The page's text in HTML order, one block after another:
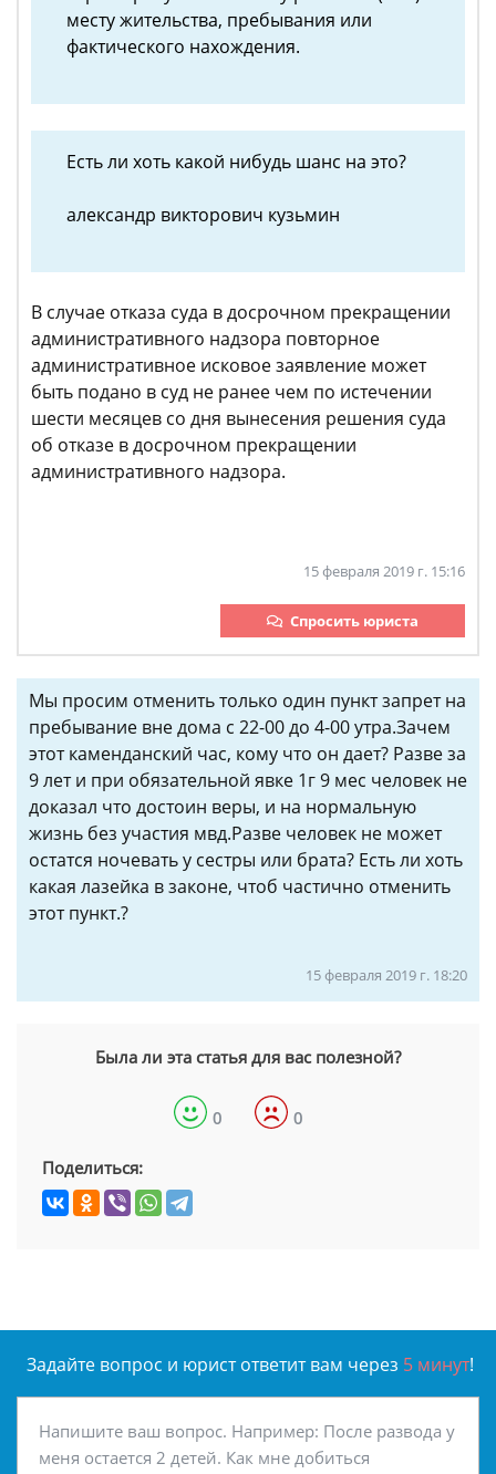
месту жительства, пребывания или
фактического нахождения.
Есть ли хоть какой нибудь шанс на это?
александр викторович кузьмин
В случае отказа суда в досрочном прекращении
административного надзора повторное
административное исковое заявление может
быть подано в суд не ранее чем по истечении
шести месяцев со дня вынесения решения суда
об отказе в досрочном прекращении
административного надзора.
15 февраля 2019 г. 15:16
Спросить юриста
Мы просим отменить только один пункт запрет на
пребывание вне дома с 22-00 до 4-00 утра.Зачем
этот каменданский час, кому что он дает? Разве за
9 лет и при обязательной явке 1г 9 мес человек не
доказал что достоин веры, и на нормальную
жизнь без участия мвд.Разве человек не может
остатся ночевать у сестры или брата? Есть ли хоть
какая лазейка в законе, чтоб частично отменить
этот пункт.?
15 февраля 2019 г. 18:20
Была ли эта статья для вас полезной?
0 0
Поделиться:
Задайте вопрос и юрист ответит вам через 5 минут!